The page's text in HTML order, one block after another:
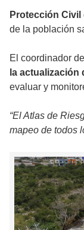
Protección Civil
de la población
El coordinador
la actualización
evaluar y
“El Atlas de
mapeo de todos